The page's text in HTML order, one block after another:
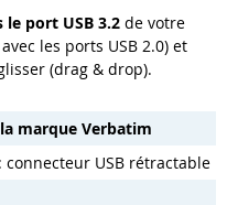
port USB 3.2 de votre
les ports USB 2.0) et
(drag & drop).
marque Verbatim
: connecteur USB rétractable